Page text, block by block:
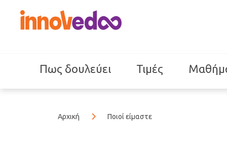
Πως δουλεύει Τιμές
Αρχική Ποιοί είμαστε